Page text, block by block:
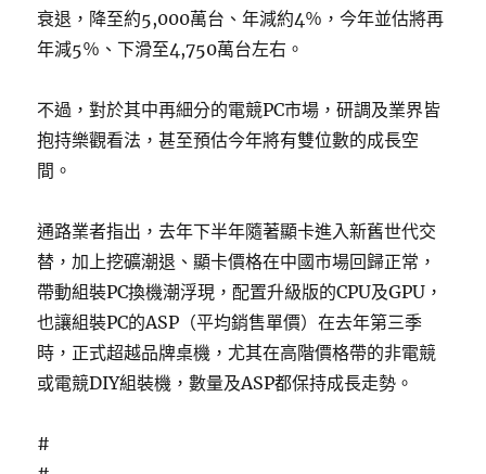
衰退，降至約5,000萬台、年減約4％，今年並估將再
年減5％、下滑至4,750萬台左右。
不過，對於其中再細分的電競PC市場，研調及業界皆
抱持樂觀看法，甚至預估今年將有雙位數的成長空
間。
通路業者指出，去年下半年隨著顯卡進入新舊世代交
替，加上挖礦潮退、顯卡價格在中國市場回歸正常，
帶動組裝PC換機潮浮現，配置升級版的CPU及GPU，
也讓組裝PC的ASP（平均銷售單價）在去年第三季
時，正式超越品牌桌機，尤其在高階價格帶的非電競
或電競DIY組裝機，數量及ASP都保持成長走勢。
#